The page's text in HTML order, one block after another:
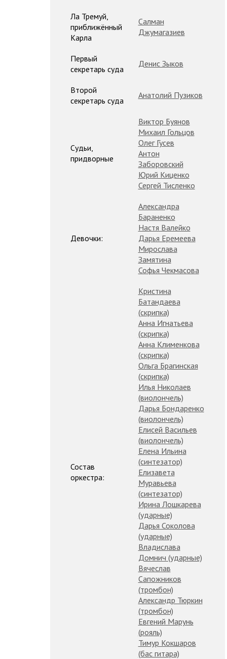
Ла Тремуй,
приближённый
Карла
Салман
Джумагазиев
Первый
секретарь суда
Денис Зыков
Второй
секретарь суда
Анатолий Пузиков
Судьи,
придворные
Виктор Буянов
Михаил Гольцов
Олег Гусев
Антон
Заборовский
Юрий Киценко
Сергей Тисленко
Девочки:
Александра
Бараненко
Настя Валейко
Дарья Еремеева
Мирослава
Замятина
Софья Чекмасова
Состав
оркестра:
Кристина
Батандаева
(скрипка)
Анна Игнатьева
(скрипка)
Анна Клименкова
(скрипка)
Ольга Брагинская
(скрипка)
Илья Николаев
(виолончель)
Дарья Бондаренко
(виолончель)
Елисей Васильев
(виолончель)
Елена Ильина
(синтезатор)
Елизавета
Муравьева
(синтезатор)
Ирина Лошкарева
(ударные)
Дарья Соколова
(ударные)
Владислава
Домнич (ударные)
Вячеслав
Сапожников
(тромбон)
Александр Тюркин
(тромбон)
Евгений Марунь
(рояль)
Тимур Кокшаров
(бас гитара)